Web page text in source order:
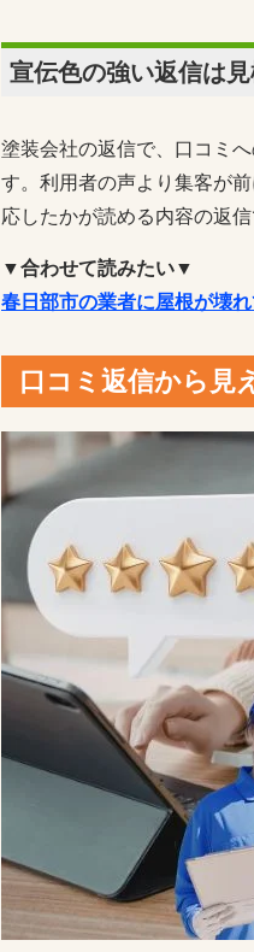
宣伝色の強い返信は
塗装会社の返信で、口コミ
す。利用者の声より集客が
応したかが読める内容の返信
▼合わせて読みたい▼
春日部市の業者に屋根が壊
口コミ返信から見